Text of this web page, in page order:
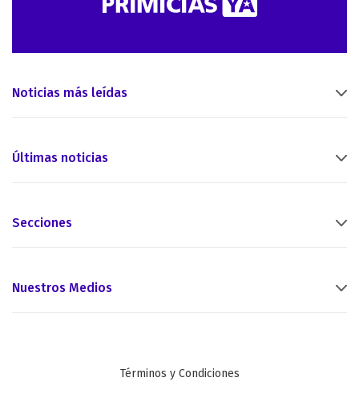
Noticias más leídas
Últimas noticias
Secciones
Nuestros Medios
Términos y Condiciones